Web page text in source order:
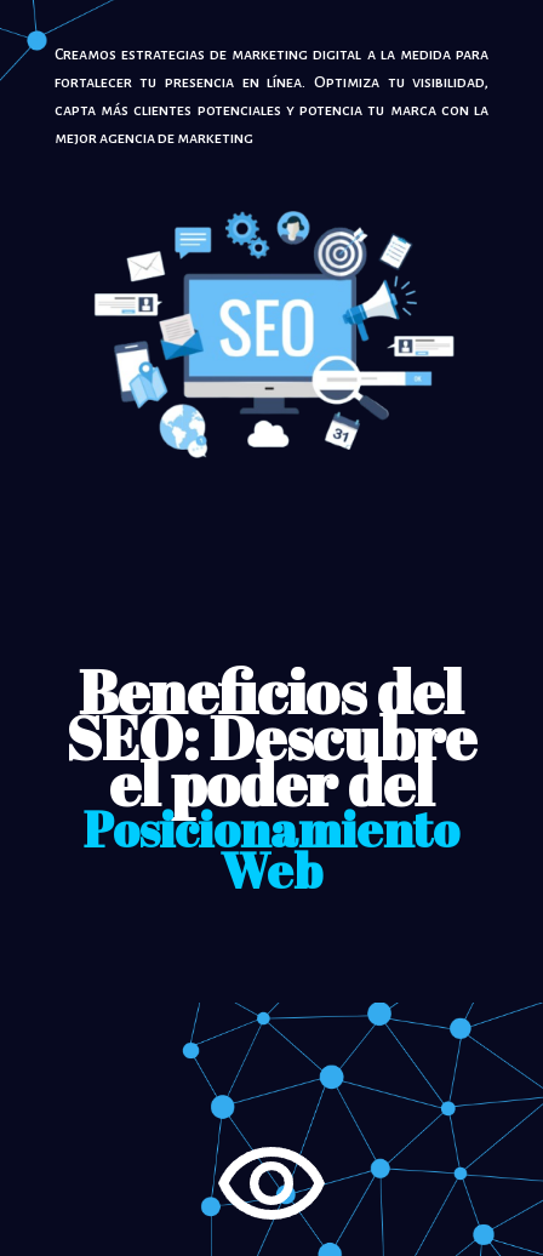
Creamos estrategias de marketing digital a la medida para
fortalecer tu presencia en línea. Optimiza tu visibilidad,
capta más clientes potenciales y potencia tu marca con la
mejor agencia de marketing
Beneficios del
SEO: Descubre
el poder del
Posicionamiento
Web
!